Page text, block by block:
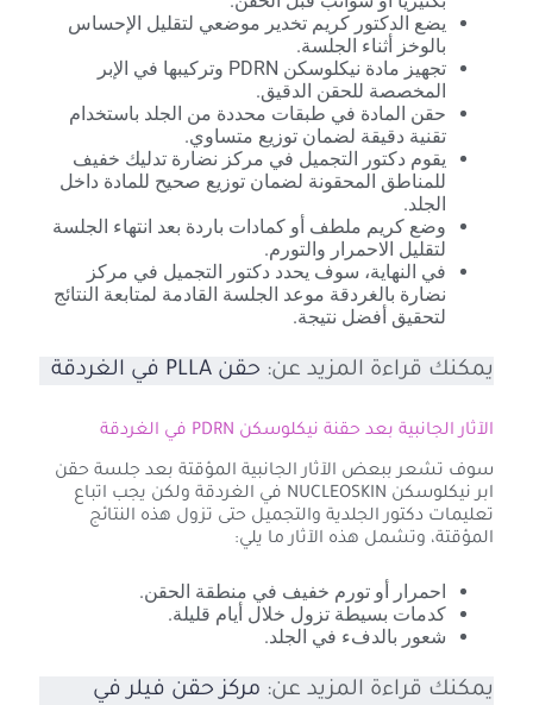
يضع الدكتور كريم تخدير موضعي لتقليل الإحساس
بالوخز أثناء الجلسة.
تجهيز مادة نيكلوسكن PDRN وتركيبها في الإبر
المخصصة للحقن الدقيق.
حقن المادة في طبقات محددة من الجلد باستخدام
تقنية دقيقة لضمان توزيع متساوي.
يقوم دكتور التجميل في مركز نضارة تدليك خفيف
للمناطق المحقونة لضمان توزيع صحيح للمادة داخل
الجلد.
وضع كريم ملطف أو كمادات باردة بعد انتهاء الجلسة
لتقليل الاحمرار والتورم.
في النهاية، سوف يحدد دكتور التجميل في مركز
نضارة بالغردقة موعد الجلسة القادمة لمتابعة النتائج
لتحقيق أفضل نتيجة.
يمكنك قراءة المزيد عن: حقن PLLA في الغردقة
الآثار الجانبية بعد حقنة نيكلوسكن PDRN في الغردقة
سوف تشعر ببعض الآثار الجانبية المؤقتة بعد جلسة حقن
ابر نيكلوسكن NUCLEOSKIN في الغردقة ولكن يجب اتباع
تعليمات دكتور الجلدية والتجميل حتى تزول هذه النتائج
المؤقتة، وتشمل هذه الآثار ما يلي:
احمرار أو تورم خفيف في منطقة الحقن.
كدمات بسيطة تزول خلال أيام قليلة.
شعور بالدفء في الجلد.
يمكنك قراءة المزيد عن: مركز حقن فيلر في